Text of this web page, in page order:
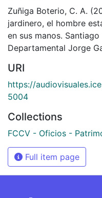
Zuñiga Boterio, C. A.
jardinero, el hombre
en sus manos.
Departamental Jorge
URI
https://
5004
Collections
FCCV - Oficios -
Full item page